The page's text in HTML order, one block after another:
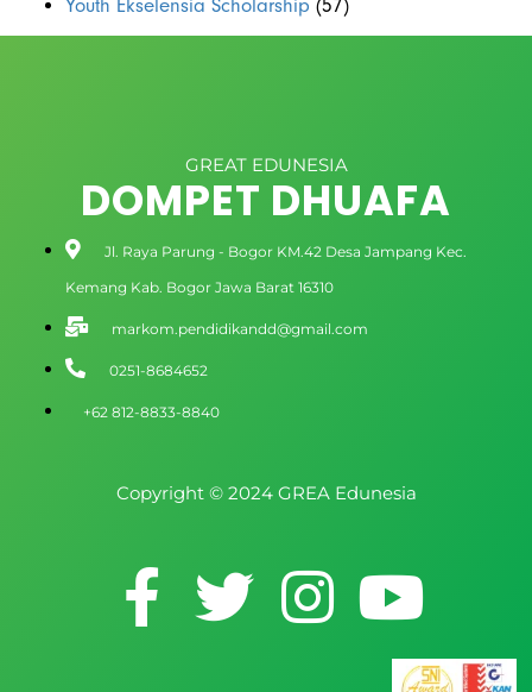
Youth Ekselensia Scholarship (57)
GREAT EDUNESIA
DOMPET DHUAFA
Jl. Raya Parung - Bogor KM.42 Desa Jampang Kec.
Kemang Kab. Bogor Jawa Barat 16310
markom.pendidikandd@gmail.com
0251-8684652
+62 812-8833-8840
Copyright © 2024 GREA Edunesia